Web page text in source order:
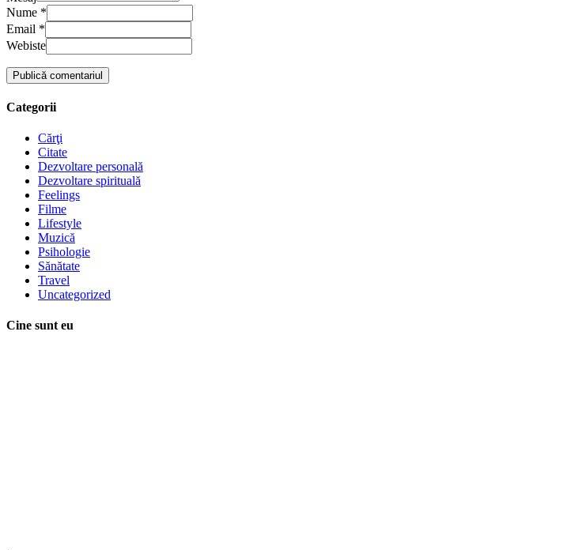
Nume *
Email *
Webiste
Categorii
Cărţi
Citate
Dezvoltare personală
Dezvoltare spirituală
Feelings
Filme
Lifestyle
Muzică
Psihologie
Sănătate
Travel
Uncategorized
Cine sunt eu